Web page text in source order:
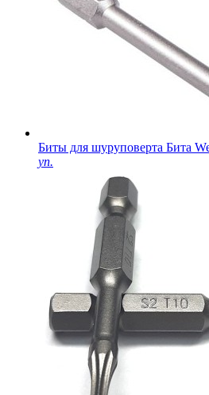
Биты для шуруповерта Бита
уп.